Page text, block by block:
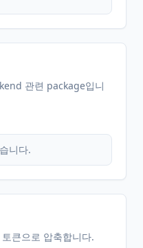
관련 package입니
니다.
큰으로 압축합니다.